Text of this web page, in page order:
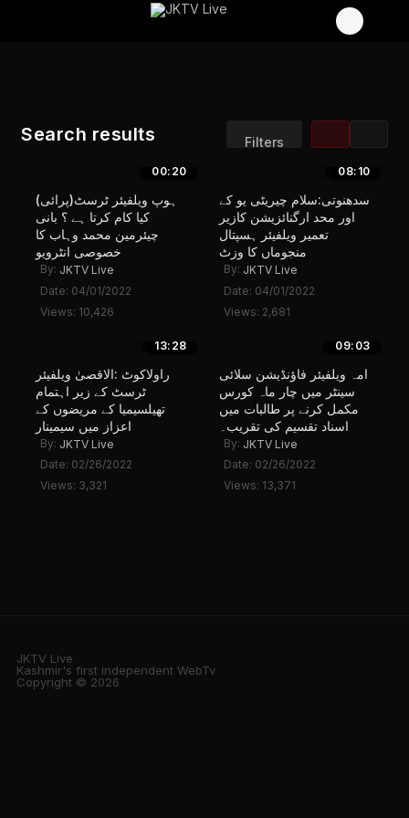
Filters
Search results
Results/Page:
00:20
ہوپ ویلفیئر ٹرسٹ(پرائی)
کیا کام کرتا ہے ؟ بانی
چیئرمین محمد وہاب کا
خصوصی انٹرویو
By: JKTV Live
Date: 04/01/2022
Views: 10,426
08:10
سدھنوتی:سلام چیریٹی یو کے
اور محد ارگنائزیشن کازیر
تعمیر ویلفیئر ہسپتال
منجوماں کا وزٹ
By: JKTV Live
Date: 04/01/2022
Views: 2,681
13:28
راولاکوٹ :الاقصیٰ ویلفیئر
ٹرسٹ کے زیر اہتمام
تھیلسیمیا کے مریضوں کے
اعزاز میں سیمینار
By: JKTV Live
Date: 02/26/2022
Views: 3,321
09:03
امہ ویلفیئر فاؤنڈیشن سلائی
سینٹر میں چار ماہ کورس
مکمل کرنے پر طالبات میں
اسناد تقسیم کی تقریب۔
By: JKTV Live
Date: 02/26/2022
Views: 13,371
JKTV Live
Kashmir's first independent WebTv
Copyright © 2026